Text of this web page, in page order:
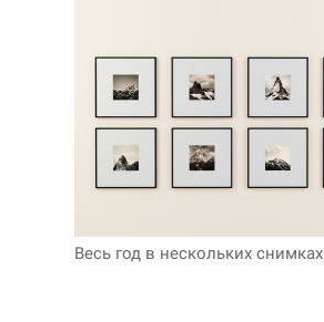
Весь год в нескольких снимках